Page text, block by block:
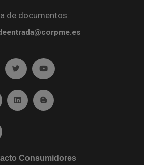
de documentos:
facebook (abre en ventana nueva)
Ir a twitter (abre en ventana nueva)
Ir a YouTube (abre en
Flickr (abre en ventana nueva)
Ir a Linkedin (abre en ventana nueva)
Ir al Blog (abre en ventana
Instagram (abre en ventana nueva)
Consumidores